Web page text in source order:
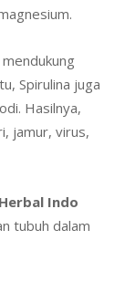
Spirulina juga
Hasilnya,
jamur, virus,
Herbal Indo
tubuh dalam